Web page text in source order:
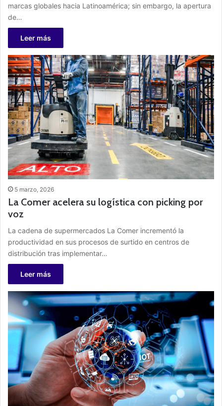
marcas globales hacia Latinoamérica; sin embargo, la apertura
de…
Leer más
5 marzo, 2026
La Comer acelera su logística con picking por
voz
La cadena de supermercados La Comer incrementó la
productividad en sus procesos de surtido en centros de
distribución tras implementar…
Leer más